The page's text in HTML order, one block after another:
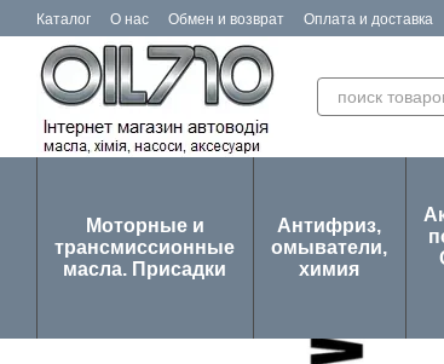
Перейти к основному контенту
Каталог О нас Обмен и возврат Оплата и доставка
Отзывы о магазине
Моторные и
трансмиссионные
масла. Присадки
Антифриз,
омыватели,
химия